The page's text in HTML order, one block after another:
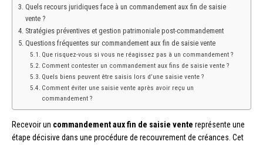
Quels recours juridiques face à un commandement aux fin de saisie
vente ?
Stratégies préventives et gestion patrimoniale post-commandement
Questions fréquentes sur commandement aux fin de saisie vente
Que risquez-vous si vous ne réagissez pas à un commandement ?
Comment contester un commandement aux fins de saisie vente ?
Quels biens peuvent être saisis lors d’une saisie vente ?
Comment éviter une saisie vente après avoir reçu un
commandement ?
Recevoir un commandement aux fin de saisie vente représente une
étape décisive dans une procédure de recouvrement de créances. Cet